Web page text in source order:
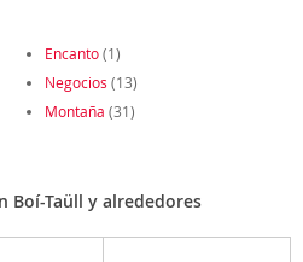
Encanto(1)
Negocios (13)
Montaña (31)
Boí-Taüll y alrededores